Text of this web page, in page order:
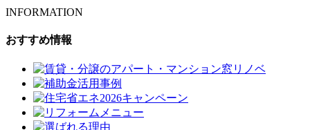
INFORMATION
おすすめ情報